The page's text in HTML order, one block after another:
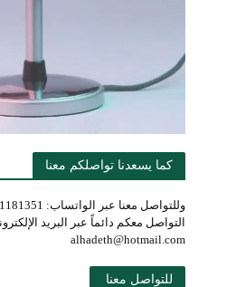
كما يسعدنا تواصلكم معنا
alhadeth@hotmail.com
للتواصل معنا